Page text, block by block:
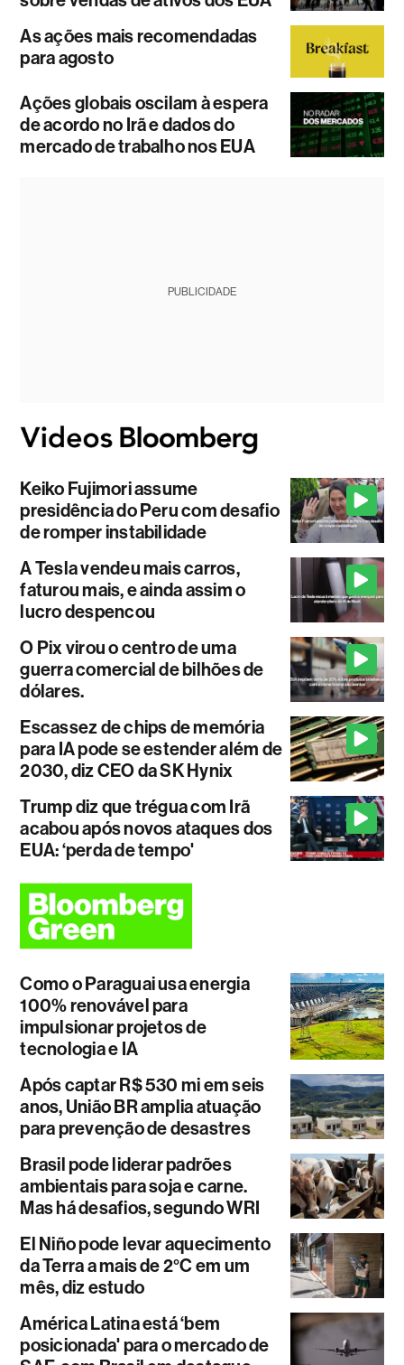
As ações mais recomendadas
para agosto
Ações globais oscilam à espera
de acordo no Irã e dados do
mercado de trabalho nos EUA
PUBLICIDADE
Keiko Fujimori assume
presidência do Peru com desafio
de romper instabilidade
A Tesla vendeu mais carros,
faturou mais, e ainda assim o
lucro despencou
O Pix virou o centro de uma
guerra comercial de bilhões de
dólares.
Escassez de chips de memória
para IA pode se estender além de
2030, diz CEO da SK Hynix
Trump diz que trégua com Irã
acabou após novos ataques dos
EUA: ‘perda de tempo'
Como o Paraguai usa energia
100% renovável para
impulsionar projetos de
tecnologia e IA
Após captar R$ 530 mi em seis
anos, União BR amplia atuação
para prevenção de desastres
Brasil pode liderar padrões
ambientais para soja e carne.
Mas há desafios, segundo WRI
El Niño pode levar aquecimento
da Terra a mais de 2°C em um
mês, diz estudo
América Latina está ‘bem
posicionada' para o mercado de